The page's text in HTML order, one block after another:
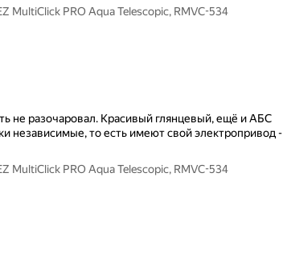
MultiClick PRO Aqua Telescopic, RMVC-534
не разочаровал. Красивый глянцевый, ещё и АБС
независимые, то есть имеют свой электропривод -
MultiClick PRO Aqua Telescopic, RMVC-534